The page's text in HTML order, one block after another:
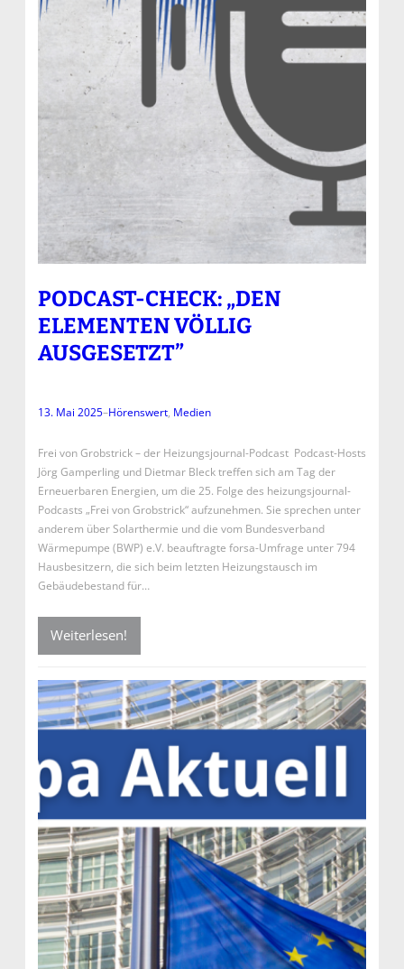
PODCAST-CHECK: „DEN
ELEMENTEN VÖLLIG
AUSGESETZT”
13. Mai 2025–Hörenswert, Medien
Frei von Grobstrick – der Heizungsjournal-Podcast Podcast-Hosts
Jörg Gamperling und Dietmar Bleck treffen sich am Tag der
Erneuerbaren Energien, um die 25. Folge des heizungsjournal-
Podcasts „Frei von Grobstrick“ aufzunehmen. Sie sprechen unter
anderem über Solarthermie und die vom Bundesverband
Wärmepumpe (BWP) e.V. beauftragte forsa-Umfrage unter 794
Hausbesitzern, die sich beim letzten Heizungstausch im
Gebäudebestand für…
Weiterlesen!